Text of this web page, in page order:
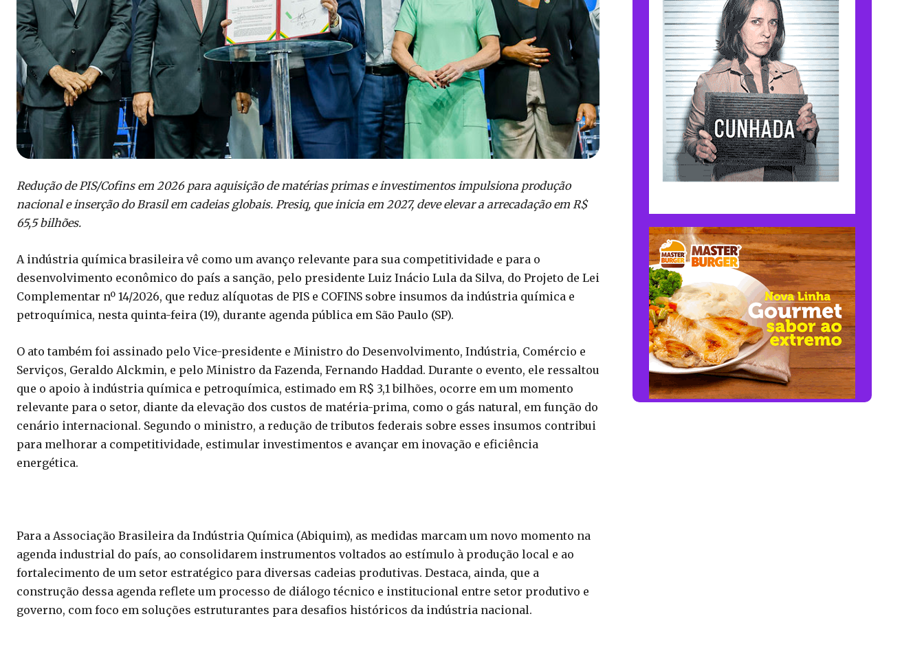
Redução de PIS/Cofins em 2026 para aquisição de matérias primas e investimentos impulsiona produção
nacional e inserção do Brasil em cadeias globais. Presiq, que inicia em 2027, deve elevar a arrecadação em R$
65,5 bilhões.
A indústria química brasileira vê como um avanço relevante para sua competitividade e para o
desenvolvimento econômico do país a sanção, pelo presidente Luiz Inácio Lula da Silva, do Projeto de Lei
Complementar nº 14/2026, que reduz alíquotas de PIS e COFINS sobre insumos da indústria química e
petroquímica, nesta quinta-feira (19), durante agenda pública em São Paulo (SP).
O ato também foi assinado pelo Vice-presidente e Ministro do Desenvolvimento, Indústria, Comércio e
Serviços, Geraldo Alckmin, e pelo Ministro da Fazenda, Fernando Haddad. Durante o evento, ele ressaltou
que o apoio à indústria química e petroquímica, estimado em R$ 3,1 bilhões, ocorre em um momento
relevante para o setor, diante da elevação dos custos de matéria-prima, como o gás natural, em função do
cenário internacional. Segundo o ministro, a redução de tributos federais sobre esses insumos contribui
para melhorar a competitividade, estimular investimentos e avançar em inovação e eficiência
energética.
Para a Associação Brasileira da Indústria Química (Abiquim), as medidas marcam um novo momento na
agenda industrial do país, ao consolidarem instrumentos voltados ao estímulo à produção local e ao
fortalecimento de um setor estratégico para diversas cadeias produtivas. Destaca, ainda, que a
construção dessa agenda reflete um processo de diálogo técnico e institucional entre setor produtivo e
governo, com foco em soluções estruturantes para desafios históricos da indústria nacional.